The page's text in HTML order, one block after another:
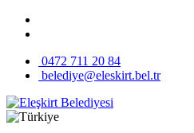
0472 711 20 84
belediye@eleskirt.bel.tr